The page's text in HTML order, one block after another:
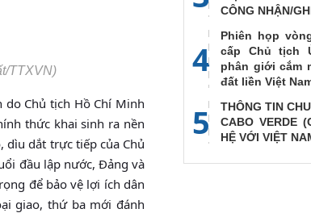
TTXVN)
Chủ tịch Hồ Chí Minh
thức khai sinh ra nền
dìu dắt trực tiếp của Chủ
đầu lập nước, Đảng và
để bảo vệ lợi ích dân
giao, thứ ba mới đánh
CÔNG NHẬN/
4
Phiên họp
cấp Chủ tịch
phân giới cắm
đất liền Việt
5
THÔNG TIN
CABO VERDE
HỆ VỚI VIỆT